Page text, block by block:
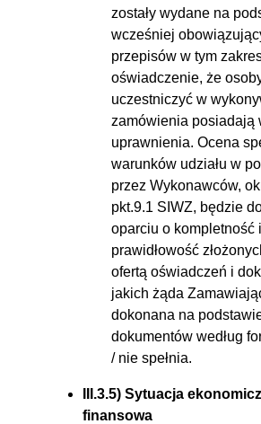
zostały wydane na
wcześniej
przepisów w tym
oświadczenie, że
uczestniczyć w
zamówienia posiadają
uprawnienia. Ocena
warunków udziału w
przez Wykonawców,
pkt.9.1 SIWZ, będzie
oparciu o kompletność i
prawidłowość
ofertą oświadczeń i
jakich żąda
dokonana na
dokumentów według
/ nie spełnia.
III.3.5) Sytuacja
finansowa